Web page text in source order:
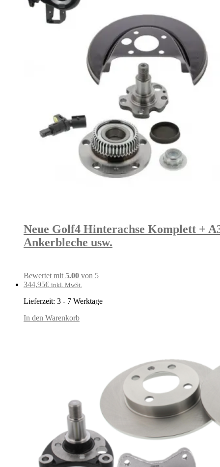
Neue Golf4 Hinterachse Komplett +
Ankerbleche usw.
Bewertet mit 5.00 von 5
344,95€ inkl. MwSt.
Lieferzeit: 3 - 7 Werktage
In den Warenkorb